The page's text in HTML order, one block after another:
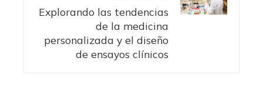
Explorando las tendencias
de la medicina
personalizada y el diseño
de ensayos clínicos